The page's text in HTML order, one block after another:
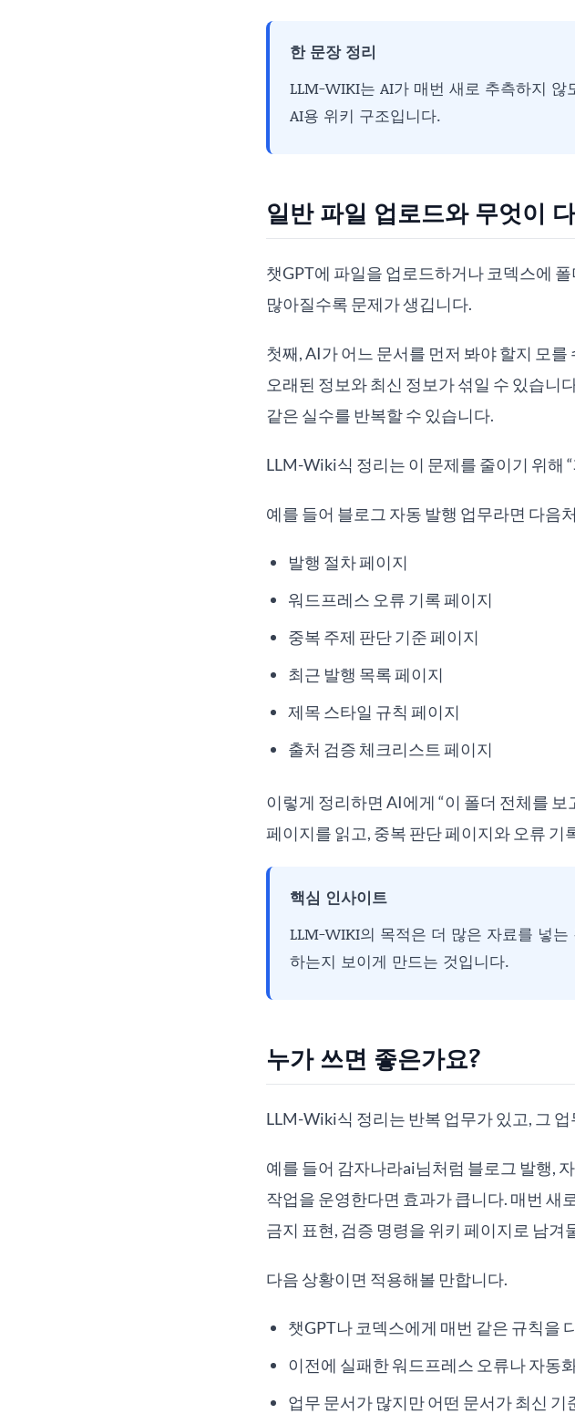
한 문장 정리
LLM-WIKI는 AI가 매번 새로 추측하지
AI용 위키 구조입니다.
일반 파일 업로드와 무엇이
챗GPT에 파일을 업로드하거나 코덱스에
많아질수록 문제가 생깁니다.
첫째, AI가 어느 문서를 먼저 봐야 할지 모
오래된 정보와 최신 정보가 섞일 수 있습니
같은 실수를 반복할 수 있습니다.
LLM-Wiki식 정리는 이 문제를 줄이기 위해
예를 들어 블로그 자동 발행 업무라면 다음
발행 절차 페이지
워드프레스 오류 기록 페이지
중복 주제 판단 기준 페이지
최근 발행 목록 페이지
제목 스타일 규칙 페이지
출처 검증 체크리스트 페이지
이렇게 정리하면 AI에게 “이 폴더 전체를
페이지를 읽고, 중복 판단 페이지와 오류 기
핵심 인사이트
LLM-WIKI의 목적은 더 많은 자료를 넣
하는지 보이게 만드는 것입니다.
누가 쓰면 좋은가요?
LLM-Wiki식 정리는 반복 업무가 있고, 그
예를 들어 감자나라ai님처럼 블로그 발행,
작업을 운영한다면 효과가 큽니다. 매번 새
금지 표현, 검증 명령을 위키 페이지로 남겨
다음 상황이면 적용해볼 만합니다.
챗GPT나 코덱스에게 매번 같은 규칙을
이전에 실패한 워드프레스 오류나 자동
업무 문서가 많지만 어떤 문서가 최신 기